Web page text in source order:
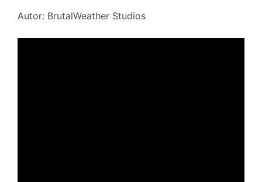
Autor: BrutalWeather Studios